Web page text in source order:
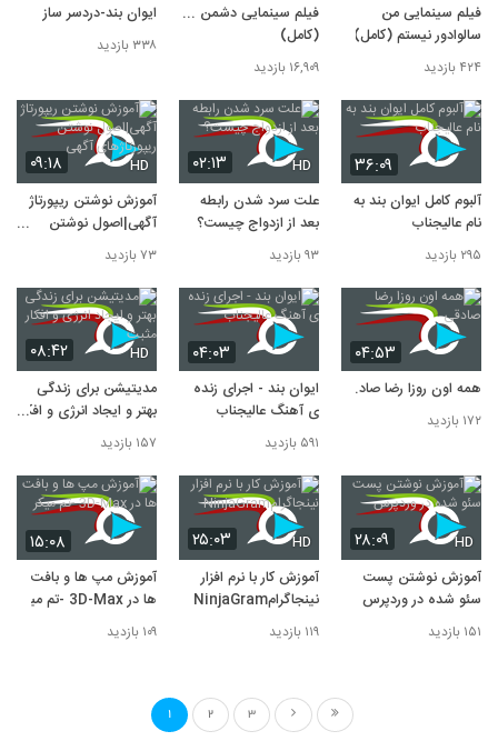
فیلم سینمایی من
سالوادور نیستم (کامل)
۴۲۴ بازدید
فیلم سینمایی دشمن زن
(کامل)
۱۶,۹۰۹ بازدید
ایوان بند-دردسر ساز
۳۳۸ بازدید
۳۶:۰۹
آلبوم کامل ایوان بند به
نام عالیجناب
۲۹۵ بازدید
۰۲:۱۳ HD
علت سرد شدن رابطه
بعد از ازدواج چیست؟
۹۳ بازدید
۰۹:۱۸ HD
آموزش نوشتن ریپورتاژ
آگهی|اصول نوشتن
ریپورتاژهای آگهی
۷۳ بازدید
۰۴:۵۳
۱۷۲ بازدید
۰۴:۰۳
ایوان بند - اجرای زنده
ی آهنگ عالیجناب
۵۹۱ بازدید
۰۸:۴۲ HD
مدیتیشن برای زندگی
بهتر و ایجاد انرژی و افکار
مثبت
۱۵۷ بازدید
۲۸:۰۹ HD
آموزش نوشتن پست
سئو شده در وردپرس
۱۵۱ بازدید
۲۵:۰۳ HD
آموزش کار با نرم افزار
نینجاگرامNinjaGram
۱۱۹ بازدید
۱۵:۰۸
آموزش مپ ها و بافت
ها در 3D-Max -تم میکر
۱۰۹ بازدید
1 2 3